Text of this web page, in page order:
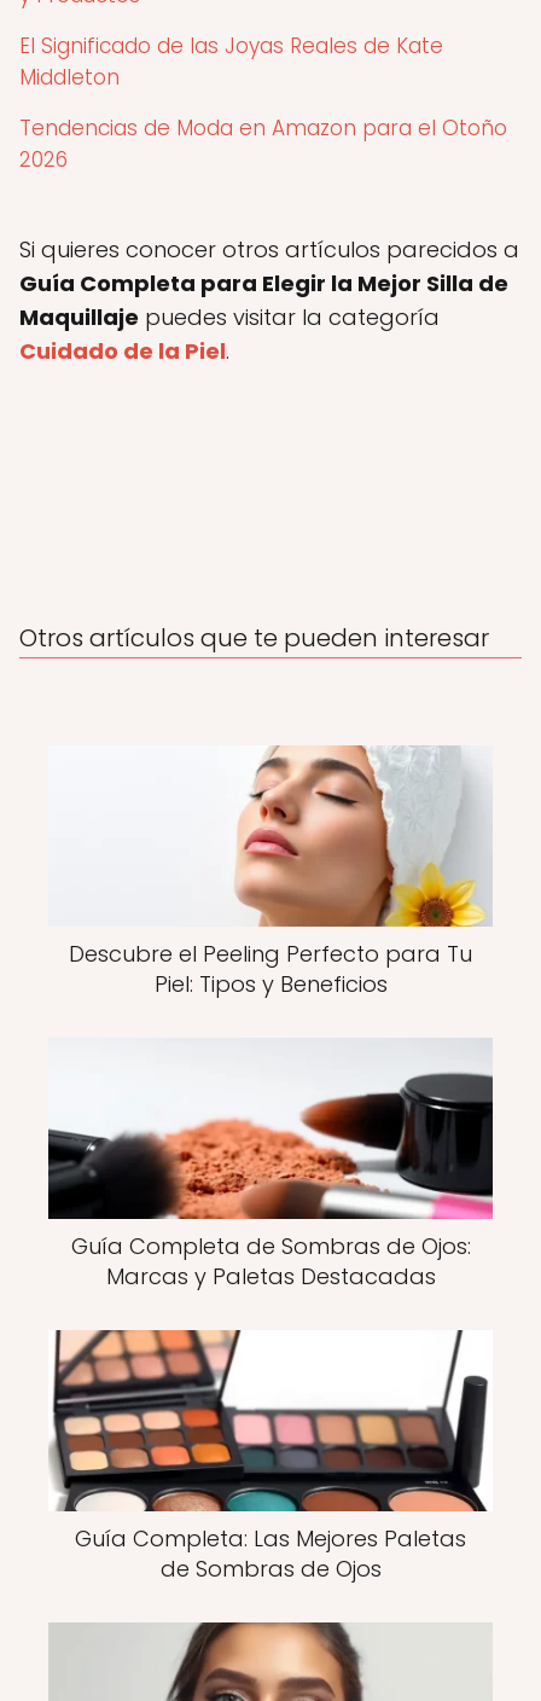
El Significado de las Joyas Reales de Kate
Middleton
Tendencias de Moda en Amazon para el Otoño
2026
Si quieres conocer otros artículos parecidos a
Guía Completa para Elegir la Mejor Silla de
Maquillaje puedes visitar la categoría
Cuidado de la Piel.
Otros artículos que te pueden interesar
Descubre el Peeling Perfecto para Tu
Piel: Tipos y Beneficios
Guía Completa de Sombras de Ojos:
Marcas y Paletas Destacadas
Guía Completa: Las Mejores Paletas
de Sombras de Ojos